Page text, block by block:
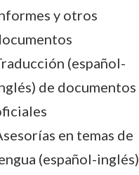
y otros
(español-
de documentos
en temas de
(español-inglés)